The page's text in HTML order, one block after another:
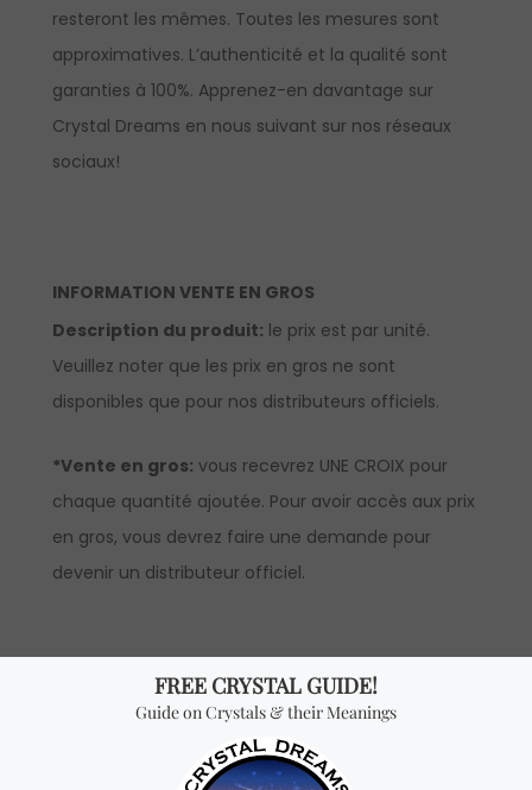
resteront les mêmes. Toutes les mesures sont
approximatives. L’authenticité et la qualité sont
garanties à 100%. Apprenez-en davantage sur
Crystal Dreams en nous suivant sur nos réseaux
sociaux!
INFORMATION VENTE EN GROS
Description du produit: le prix est par unité.
Veuillez noter que les prix en gros ne sont
disponibles que pour nos distributeurs officiels.
*Vente en gros: vous recevrez UNE CROIX pour
chaque quantité ajoutée. Pour avoir accès aux prix
en gros, vous devrez faire une demande pour
devenir un distributeur officiel.
Vous cherchez quelque
chose de spécial? Jetez
un coup d'œil à nos